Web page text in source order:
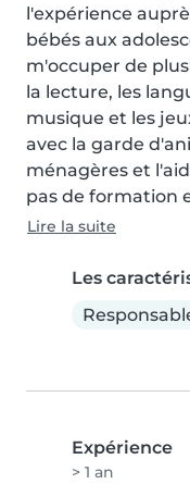
l'expérience
bébés aux
m'occuper de
la lecture, les
musique et les
avec la garde
ménagères et
pas de formation
Lire la suite
Les
Expérience
> 1 an